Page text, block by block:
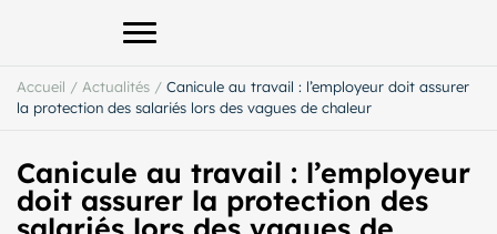
Afficher le menu principal
Accueil / Actualités / Canicule au travail : l’employeur doit assurer
la protection des salariés lors des vagues de chaleur
Canicule au travail : l’employeur
doit assurer la protection des